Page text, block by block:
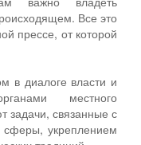
Все это
прессе, от которой
в диалоге власти и
местного
задачи, связанные с
сферы, укреплением